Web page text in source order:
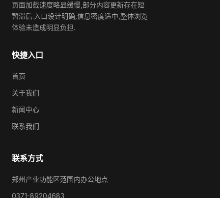
页面加载速度略显缓慢,部分内容更新存在短
暂滞后.入口设计明确,信息密度适中,整体浏览
体验未造成明显负担.
快捷入口
首页
关于我们
新闻中心
联系我们
联系方式
郑州产业功能区范围内办公地点
0371-89204683